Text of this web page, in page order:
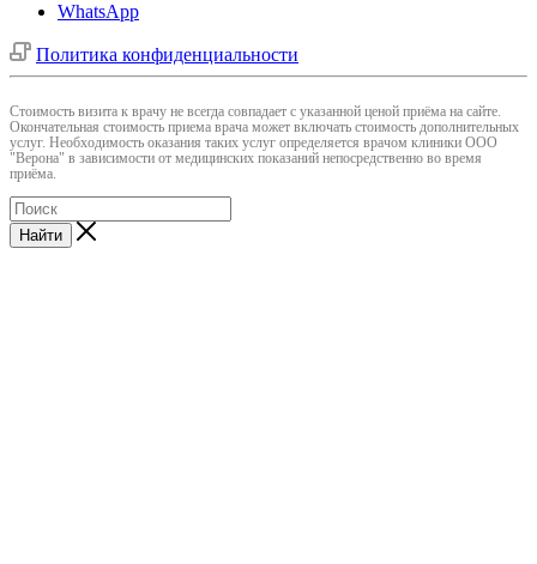
WhatsApp
Политика конфиденциальности
Cтоимость визита к врачу не всегда совпадает с указанной ценой приёма на сайте.
Окончательная стоимость приема врача может включать стоимость дополнительных
услуг. Необходимость оказания таких услуг определяется врачом клиники ООО
"Верона" в зависимости от медицинских показаний непосредственно во время
приёма.
Найти